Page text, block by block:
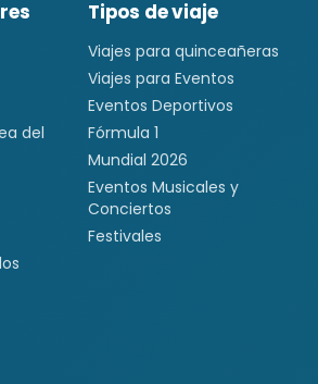
del
Tipos de viaje
Viajes para quinceañeras
Viajes para Eventos
Eventos Deportivos
Fórmula 1
Mundial 2026
Eventos Musicales y
Conciertos
Festivales